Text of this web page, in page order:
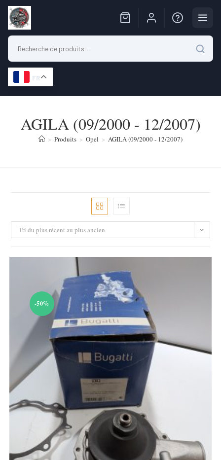
FR
AGILA (09/2000 - 12/2007)
> Produits > Opel > AGILA (09/2000 - 12/2007)
Tri du plus récent au plus ancien
-50%